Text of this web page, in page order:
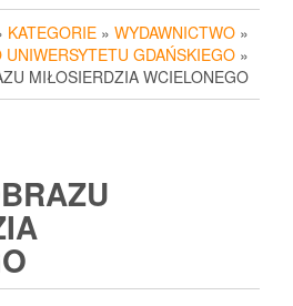
KATEGORIE » WYDAWNICTWO »
UNIWERSYTETU GDAŃSKIEGO »
MIŁOSIERDZIA WCIELONEGO